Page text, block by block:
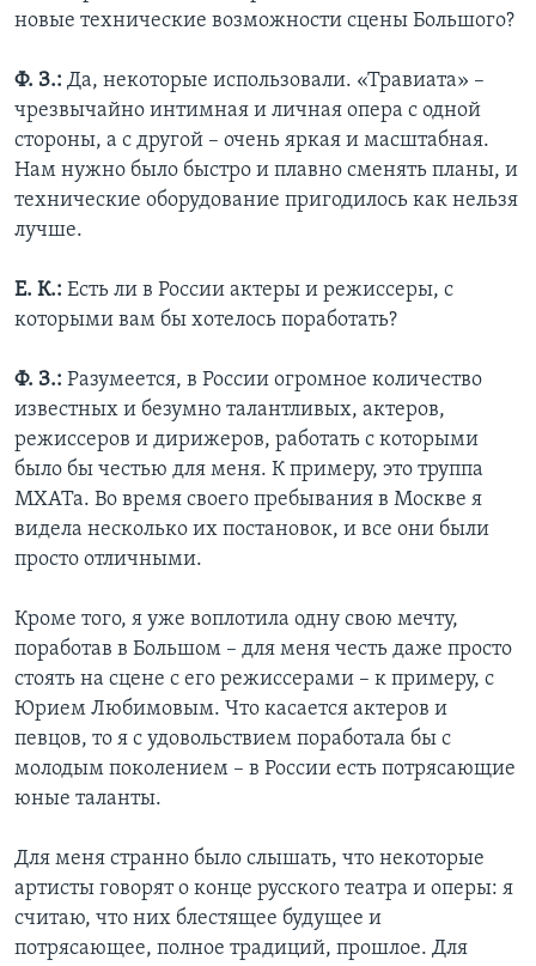
новые технические возможности сцены Большого?
Ф. З.: Да, некоторые использовали. «Травиата» –
чрезвычайно интимная и личная опера с одной
стороны, а с другой – очень яркая и масштабная.
Нам нужно было быстро и плавно сменять планы, и
технические оборудование пригодилось как нельзя
лучше.
Е. К.: Есть ли в России актеры и режиссеры, с
которыми вам бы хотелось поработать?
Ф. З.: Разумеется, в России огромное количество
известных и безумно талантливых, актеров,
режиссеров и дирижеров, работать с которыми
было бы честью для меня. К примеру, это труппа
МХАТа. Во время своего пребывания в Москве я
видела несколько их постановок, и все они были
просто отличными.
Кроме того, я уже воплотила одну свою мечту,
поработав в Большом – для меня честь даже просто
стоять на сцене с его режиссерами – к примеру, с
Юрием Любимовым. Что касается актеров и
певцов, то я с удовольствием поработала бы с
молодым поколением – в России есть потрясающие
юные таланты.
Для меня странно было слышать, что некоторые
артисты говорят о конце русского театра и оперы: я
считаю, что них блестящее будущее и
потрясающее, полное традиций, прошлое. Для